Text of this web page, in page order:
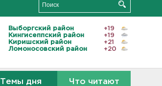
Выборгский район
+19
Кингисеппский район
+19
Киришский район
+21
Ломоносовский район
+20
Темы дня Что читают